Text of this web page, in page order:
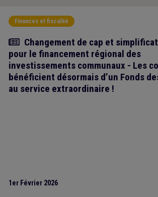
Finances et fiscalité
Article
Changement de cap et
pour le financement régional des
investissements communaux - Les
bénéficient désormais d’un Fonds
au service extraordinaire !
1er Février 2026